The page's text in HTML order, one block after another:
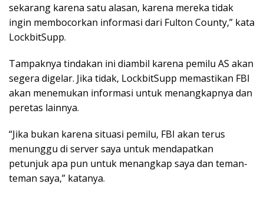
sekarang karena satu alasan, karena mereka tidak
ingin membocorkan informasi dari Fulton County,” kata
LockbitSupp.
Tampaknya tindakan ini diambil karena pemilu AS akan
segera digelar. Jika tidak, LockbitSupp memastikan FBI
akan menemukan informasi untuk menangkapnya dan
peretas lainnya.
“Jika bukan karena situasi pemilu, FBI akan terus
menunggu di server saya untuk mendapatkan
petunjuk apa pun untuk menangkap saya dan teman-
teman saya,” katanya.